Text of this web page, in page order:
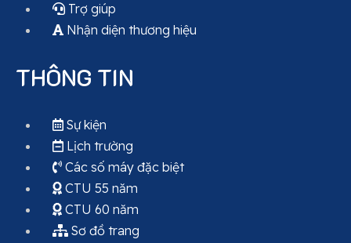
Trợ giúp
Nhận diện thương hiệu
THÔNG TIN
Sự kiện
Lịch trường
Các số máy đặc biệt
CTU 55 năm
CTU 60 năm
Sơ đồ trang